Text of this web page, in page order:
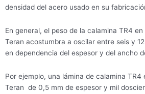
densidad del acero usado en su
En general, el peso de la calamina TR4
Teran acostumbra a oscilar entre seis y
en dependencia del espesor y del ancho
Por ejemplo, una lámina de calamina TR4
Teran de 0,5 mm de espesor y mil